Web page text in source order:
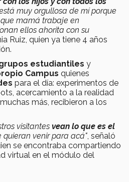
muy orgullosa de mí porque
mamá trabaje en
ellos ahorita con su
Ruiz, quien ya tiene 4 años
estudiantiles y
Campus quienes
para el día: experimentos de
acercamiento a la realidad
más, recibieron a los
visitantes vean lo que es el
quieran venir para acá" , señaló
se encontraba compartiendo
virtual en el módulo del